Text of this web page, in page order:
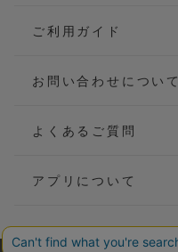
ご利用ガイド
お問い合わせについて
よくあるご質問
アプリについて